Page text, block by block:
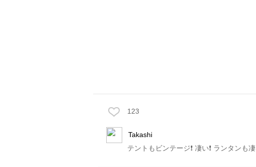
123
Takashi
テントもビンテージ❗️ 凄い❗️ ランタンも